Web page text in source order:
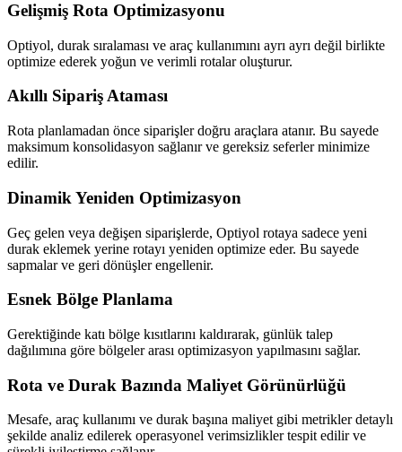
Gelişmiş Rota Optimizasyonu
Optiyol, durak sıralaması ve araç kullanımını ayrı ayrı değil birlikte
optimize ederek yoğun ve verimli rotalar oluşturur.
Akıllı Sipariş Ataması
Rota planlamadan önce siparişler doğru araçlara atanır. Bu sayede
maksimum konsolidasyon sağlanır ve gereksiz seferler minimize
edilir.
Dinamik Yeniden Optimizasyon
Geç gelen veya değişen siparişlerde, Optiyol rotaya sadece yeni
durak eklemek yerine rotayı yeniden optimize eder. Bu sayede
sapmalar ve geri dönüşler engellenir.
Esnek Bölge Planlama
Gerektiğinde katı bölge kısıtlarını kaldırarak, günlük talep
dağılımına göre bölgeler arası optimizasyon yapılmasını sağlar.
Rota ve Durak Bazında Maliyet Görünürlüğü
Mesafe, araç kullanımı ve durak başına maliyet gibi metrikler detaylı
şekilde analiz edilerek operasyonel verimsizlikler tespit edilir ve